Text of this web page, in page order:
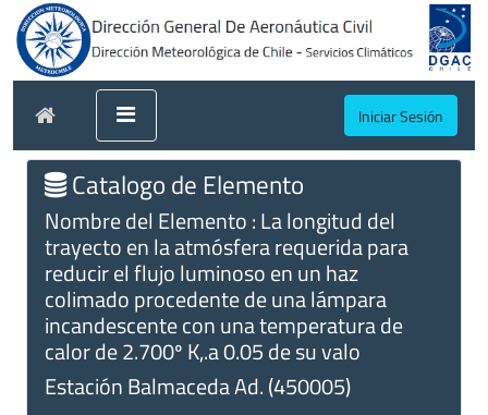
Iniciar Sesión
Catalogo de Elemento
Nombre del Elemento : La longitud del
trayecto en la atmósfera requerida para
reducir el flujo luminoso en un haz
colimado procedente de una lámpara
incandescente con una temperatura de
calor de 2.700º K,.a 0.05 de su valo
Estación Balmaceda Ad. (450005)